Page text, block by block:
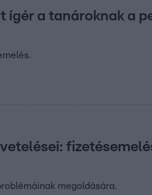
a tanároknak a
megoldására.